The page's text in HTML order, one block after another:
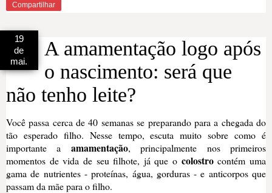
Compartilhar
19
de
mai.
A amamentação logo após
o nascimento: será que
não tenho leite?
Você passa cerca de 40 semanas se preparando para a chegada do
tão esperado filho. Nesse tempo, escuta muito sobre como é
importante a amamentação, principalmente nos primeiros
momentos de vida de seu filhote, já que o colostrocontém uma
gama de nutrientes - proteínas, água, gorduras - e anticorpos que
passam da mãe para o filho.